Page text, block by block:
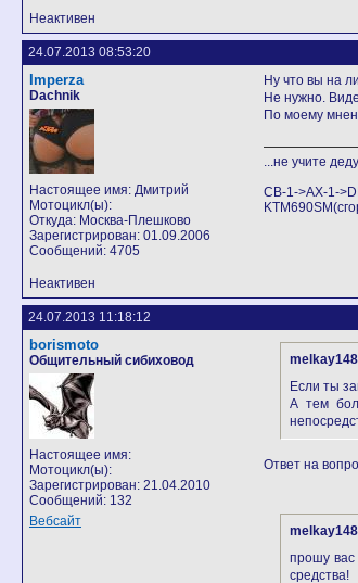
Неактивен
24.07.2013 08:53:20
Imperza
Dachnik
Настоящее имя: Дмитрий
Мотоцикл(ы):
Откуда: Москва-Плешково
Зарегистрирован: 01.09.2006
Сообщений: 4705
Ну что вы на
Не нужно.
По моему
...не учите
CB-1->AX-1-
Неактивен
24.07.2013 11:18:12
borismoto
Общительный сибиховод
Настоящее имя:
Мотоцикл(ы):
Зарегистрирован: 21.04.2010
Сообщений: 132
Вебсайт
Если ты
А тем
Ответ на
прошу вас
средства!